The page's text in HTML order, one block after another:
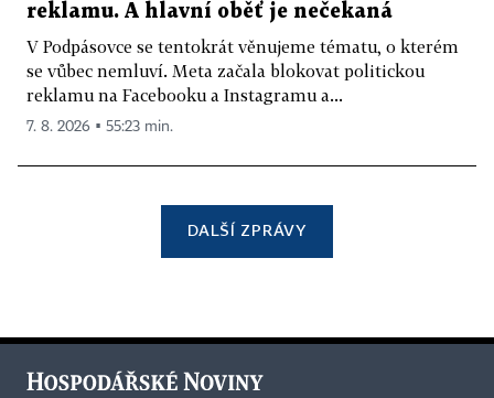
reklamu. A hlavní oběť je nečekaná
V Podpásovce se tentokrát věnujeme tématu, o kterém
se vůbec nemluví. Meta začala blokovat politickou
reklamu na Facebooku a Instagramu a...
7. 8. 2026 ▪ 55:23 min.
DALŠÍ ZPRÁVY